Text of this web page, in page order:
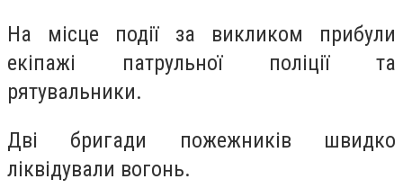
На місце події за викликом прибули
екіпажі патрульної поліції та
рятувальники.
Дві бригади пожежників швидко
ліквідували вогонь.